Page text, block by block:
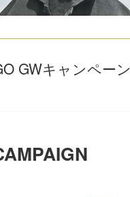
GWキャンペーン